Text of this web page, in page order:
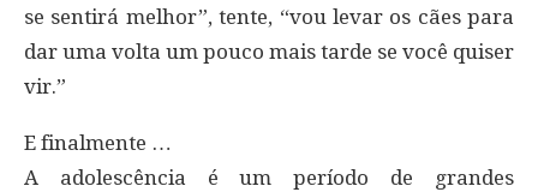
se sentirá melhor”, tente, “vou levar os cães para
dar uma volta um pouco mais tarde se você quiser
vir.”
E finalmente …
A adolescência é um período de grandes